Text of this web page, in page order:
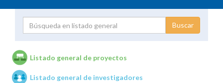
Unidades de investigación
Listado general de proyectos
Listado general de investigadores